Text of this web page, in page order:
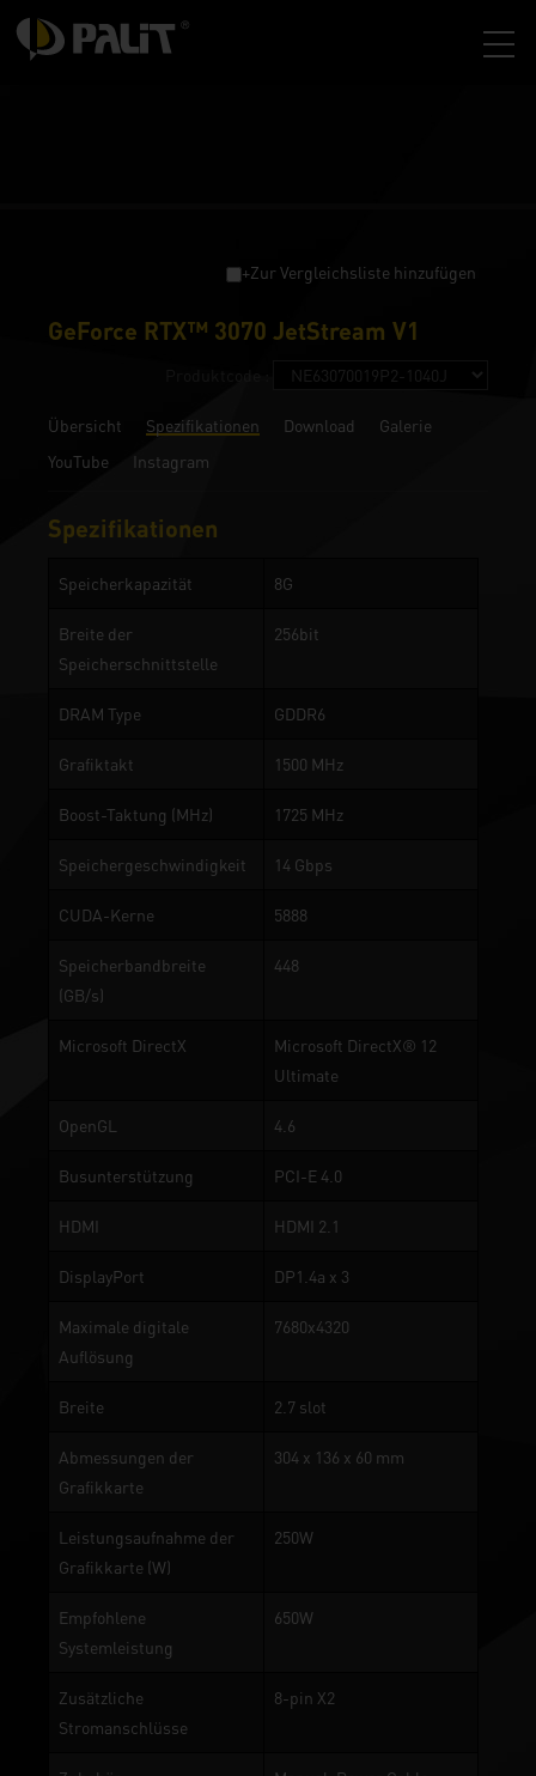
+Zur Vergleichsliste hinzufügen
GeForce RTX™ 3070 JetStream V1
Übersicht Spezifikationen Download
Galerie
YouTube
Instagram
Spezifikationen
Speicherkapazität 8G
Breite der
Speicherschnittstelle
256bit
DRAM Type GDDR6
Grafiktakt 1500 MHz
Boost-Taktung (MHz) 1725 MHz
Speichergeschwindigkeit 14 Gbps
CUDA-Kerne 5888
Speicherbandbreite
(GB/s)
448
Microsoft DirectX
Microsoft DirectX® 12
Ultimate
OpenGL 4.6
Busunterstützung PCI-E 4.0
HDMI HDMI 2.1
DisplayPort DP1.4a x 3
Maximale digitale
Auflösung
7680x4320
Breite 2.7 slot
Abmessungen der
Grafikkarte
304 x 136 x 60 mm
Leistungsaufnahme der
Grafikkarte (W)
250W
Empfohlene
Systemleistung
650W
Zusätzliche
Stromanschlüsse
8-pin X2